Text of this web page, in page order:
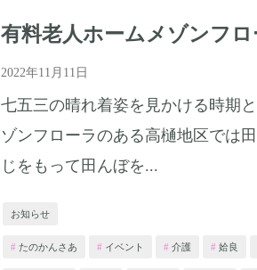
有料老人ホームメゾンフロ
2022年11月11日
七五三の晴れ着姿を見かける時期
ゾンフローラのある高樋地区では
じをもって田んぼを...
お知らせ
たのかんさあ イベント 介護 姶良